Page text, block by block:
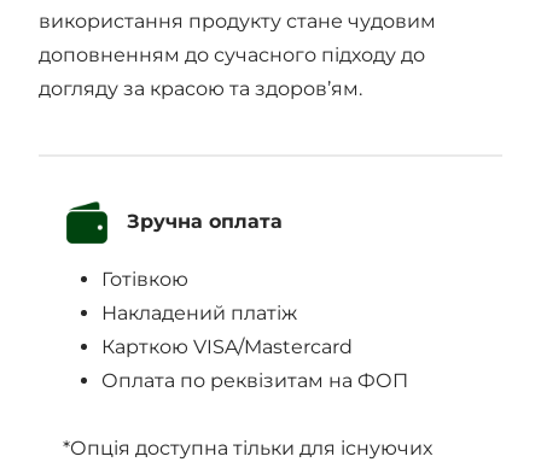
використання продукту стане чудовим
доповненням до сучасного підходу до
догляду за красою та здоров’ям.
Зручна оплата
Готівкою
Накладений платіж
Карткою VISA/Mastercard
Оплата по реквізитам на ФОП
*Опція доступна тільки для існуючих